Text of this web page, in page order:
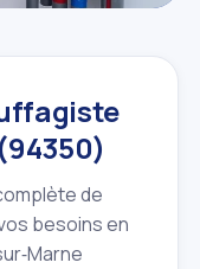
de
besoins en